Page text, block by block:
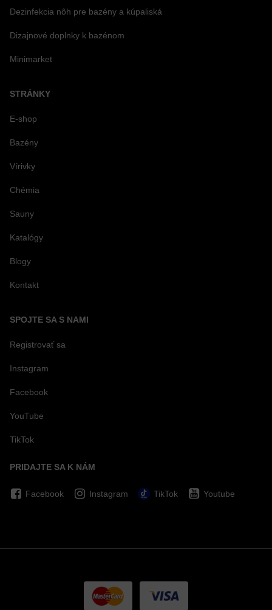
Dezinfekcia nôh pre bazény a kúpaliská
Dizajnové doplnky k bazénom
Minimarket
STRÁNKY
E-shop
Bazény
Vírivky
Chémia
Sauny
Katalógy
Blogy
Kontakt
SPOJTE SA S NAMI
Registrovať sa
Instagram
Facebook
YouTube
TikTok
PRIDAJTE SA K NÁM
Facebook Instagram TikTok Youtube